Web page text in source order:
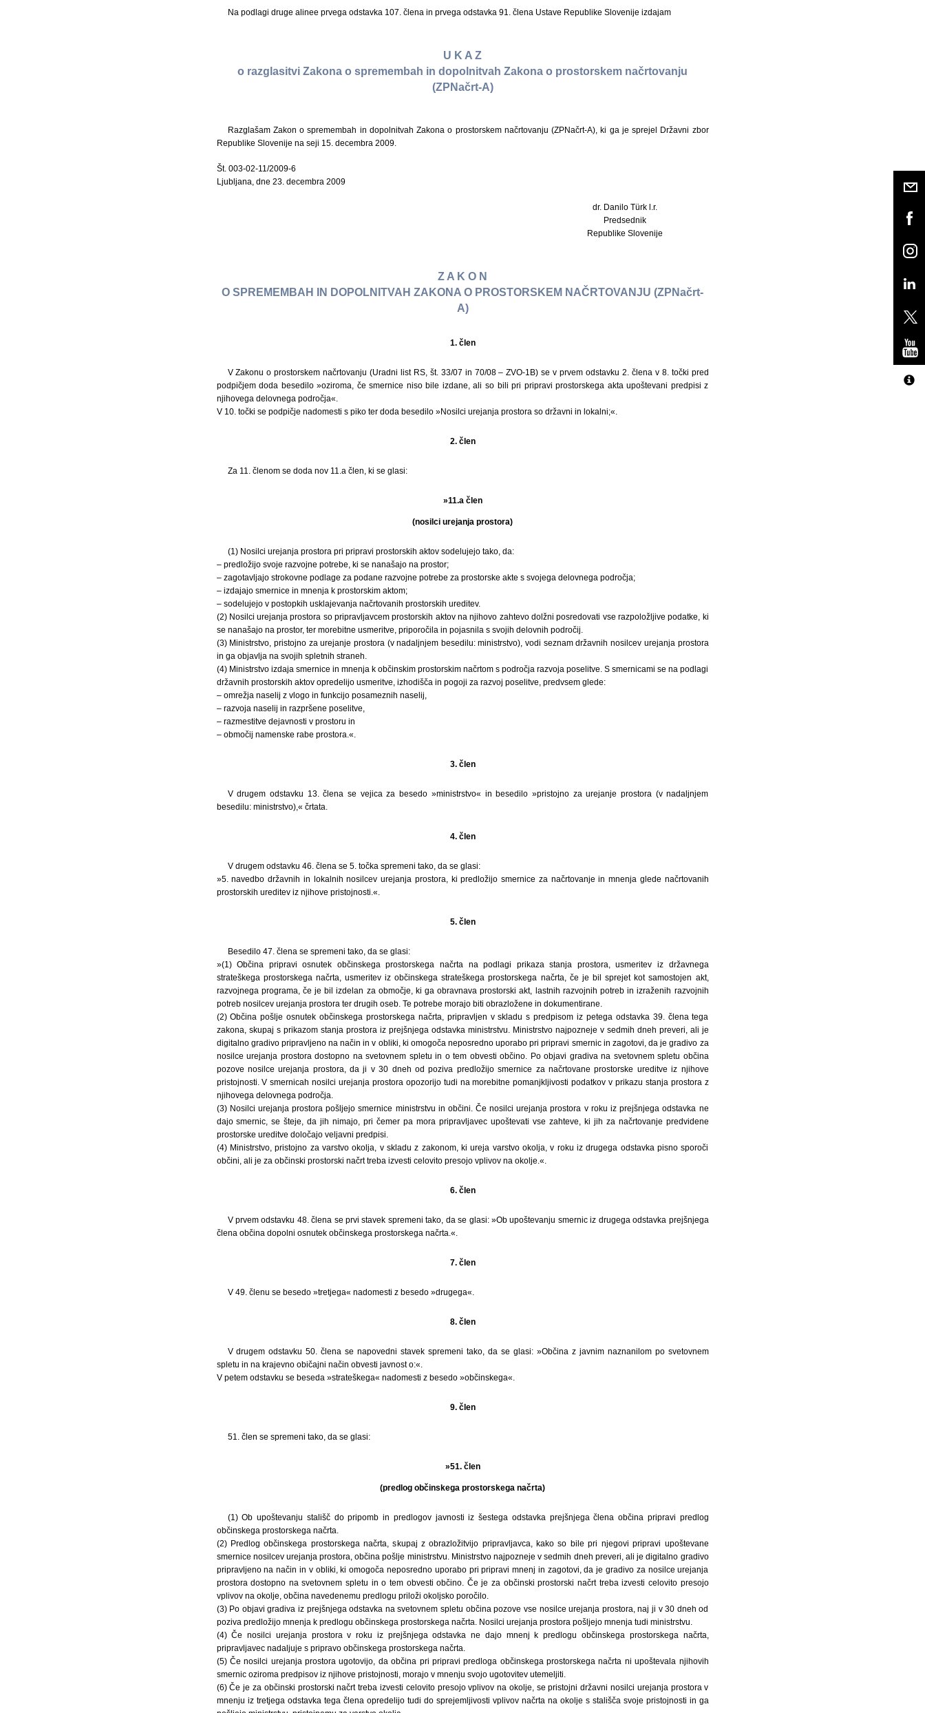
Na podlagi druge alinee prvega odstavka 107. člena in prvega odstavka 91. člena Ustave Republike Slovenije izdajam
U K A Z
o razglasitvi Zakona o spremembah in dopolnitvah Zakona o prostorskem načrtovanju
(ZPNačrt-A)
Razglašam Zakon o spremembah in dopolnitvah Zakona o prostorskem načrtovanju (ZPNačrt-A), ki ga je sprejel Državni zbor
Republike Slovenije na seji 15. decembra 2009.
Št. 003-02-11/2009-6
Ljubljana, dne 23. decembra 2009
dr. Danilo Türk l.r.
Predsednik
Republike Slovenije
Z A K O N
O SPREMEMBAH IN DOPOLNITVAH ZAKONA O PROSTORSKEM NAČRTOVANJU (ZPNačrt-
A)
1. člen
V Zakonu o prostorskem načrtovanju (Uradni list RS, št. 33/07 in 70/08 – ZVO-1B) se v prvem odstavku 2. člena v 8. točki pred
podpičjem doda besedilo »oziroma, če smernice niso bile izdane, ali so bili pri pripravi prostorskega akta upoštevani predpisi z
njihovega delovnega področja«.
V 10. točki se podpičje nadomesti s piko ter doda besedilo »Nosilci urejanja prostora so državni in lokalni;«.
2. člen
Za 11. členom se doda nov 11.a člen, ki se glasi:
»11.a člen
(nosilci urejanja prostora)
(1) Nosilci urejanja prostora pri pripravi prostorskih aktov sodelujejo tako, da:
– predložijo svoje razvojne potrebe, ki se nanašajo na prostor;
– zagotavljajo strokovne podlage za podane razvojne potrebe za prostorske akte s svojega delovnega področja;
– izdajajo smernice in mnenja k prostorskim aktom;
– sodelujejo v postopkih usklajevanja načrtovanih prostorskih ureditev.
(2) Nosilci urejanja prostora so pripravljavcem prostorskih aktov na njihovo zahtevo dolžni posredovati vse razpoložljive podatke, ki
se nanašajo na prostor, ter morebitne usmeritve, priporočila in pojasnila s svojih delovnih področij.
(3) Ministrstvo, pristojno za urejanje prostora (v nadaljnjem besedilu: ministrstvo), vodi seznam državnih nosilcev urejanja prostora
in ga objavlja na svojih spletnih straneh.
(4) Ministrstvo izdaja smernice in mnenja k občinskim prostorskim načrtom s področja razvoja poselitve. S smernicami se na podlagi
državnih prostorskih aktov opredelijo usmeritve, izhodišča in pogoji za razvoj poselitve, predvsem glede:
– omrežja naselij z vlogo in funkcijo posameznih naselij,
– razvoja naselij in razpršene poselitve,
– razmestitve dejavnosti v prostoru in
– območij namenske rabe prostora.«.
3. člen
V drugem odstavku 13. člena se vejica za besedo »ministrstvo« in besedilo »pristojno za urejanje prostora (v nadaljnjem
besedilu: ministrstvo),« črtata.
4. člen
V drugem odstavku 46. člena se 5. točka spremeni tako, da se glasi:
»5. navedbo državnih in lokalnih nosilcev urejanja prostora, ki predložijo smernice za načrtovanje in mnenja glede načrtovanih
prostorskih ureditev iz njihove pristojnosti.«.
5. člen
Besedilo 47. člena se spremeni tako, da se glasi:
»(1) Občina pripravi osnutek občinskega prostorskega načrta na podlagi prikaza stanja prostora, usmeritev iz državnega
strateškega prostorskega načrta, usmeritev iz občinskega strateškega prostorskega načrta, če je bil sprejet kot samostojen akt,
razvojnega programa, če je bil izdelan za območje, ki ga obravnava prostorski akt, lastnih razvojnih potreb in izraženih razvojnih
potreb nosilcev urejanja prostora ter drugih oseb. Te potrebe morajo biti obrazložene in dokumentirane.
(2) Občina pošlje osnutek občinskega prostorskega načrta, pripravljen v skladu s predpisom iz petega odstavka 39. člena tega
zakona, skupaj s prikazom stanja prostora iz prejšnjega odstavka ministrstvu. Ministrstvo najpozneje v sedmih dneh preveri, ali je
digitalno gradivo pripravljeno na način in v obliki, ki omogoča neposredno uporabo pri pripravi smernic in zagotovi, da je gradivo za
nosilce urejanja prostora dostopno na svetovnem spletu in o tem obvesti občino. Po objavi gradiva na svetovnem spletu občina
pozove nosilce urejanja prostora, da ji v 30 dneh od poziva predložijo smernice za načrtovane prostorske ureditve iz njihove
pristojnosti. V smernicah nosilci urejanja prostora opozorijo tudi na morebitne pomanjkljivosti podatkov v prikazu stanja prostora z
njihovega delovnega področja.
(3) Nosilci urejanja prostora pošljejo smernice ministrstvu in občini. Če nosilci urejanja prostora v roku iz prejšnjega odstavka ne
dajo smernic, se šteje, da jih nimajo, pri čemer pa mora pripravljavec upoštevati vse zahteve, ki jih za načrtovanje predvidene
prostorske ureditve določajo veljavni predpisi.
(4) Ministrstvo, pristojno za varstvo okolja, v skladu z zakonom, ki ureja varstvo okolja, v roku iz drugega odstavka pisno sporoči
občini, ali je za občinski prostorski načrt treba izvesti celovito presojo vplivov na okolje.«.
6. člen
V prvem odstavku 48. člena se prvi stavek spremeni tako, da se glasi: »Ob upoštevanju smernic iz drugega odstavka prejšnjega
člena občina dopolni osnutek občinskega prostorskega načrta.«.
7. člen
V 49. členu se besedo »tretjega« nadomesti z besedo »drugega«.
8. člen
V drugem odstavku 50. člena se napovedni stavek spremeni tako, da se glasi: »Občina z javnim naznanilom po svetovnem
spletu in na krajevno običajni način obvesti javnost o:«.
V petem odstavku se beseda »strateškega« nadomesti z besedo »občinskega«.
9. člen
51. člen se spremeni tako, da se glasi:
»51. člen
(predlog občinskega prostorskega načrta)
(1) Ob upoštevanju stališč do pripomb in predlogov javnosti iz šestega odstavka prejšnjega člena občina pripravi predlog
občinskega prostorskega načrta.
(2) Predlog občinskega prostorskega načrta, skupaj z obrazložitvijo pripravljavca, kako so bile pri njegovi pripravi upoštevane
smernice nosilcev urejanja prostora, občina pošlje ministrstvu. Ministrstvo najpozneje v sedmih dneh preveri, ali je digitalno gradivo
pripravljeno na način in v obliki, ki omogoča neposredno uporabo pri pripravi mnenj in zagotovi, da je gradivo za nosilce urejanja
prostora dostopno na svetovnem spletu in o tem obvesti občino. Če je za občinski prostorski načrt treba izvesti celovito presojo
vplivov na okolje, občina navedenemu predlogu priloži okoljsko poročilo.
(3) Po objavi gradiva iz prejšnjega odstavka na svetovnem spletu občina pozove vse nosilce urejanja prostora, naj ji v 30 dneh od
poziva predložijo mnenja k predlogu občinskega prostorskega načrta. Nosilci urejanja prostora pošljejo mnenja tudi ministrstvu.
(4) Če nosilci urejanja prostora v roku iz prejšnjega odstavka ne dajo mnenj k predlogu občinskega prostorskega načrta,
pripravljavec nadaljuje s pripravo občinskega prostorskega načrta.
(5) Če nosilci urejanja prostora ugotovijo, da občina pri pripravi predloga občinskega prostorskega načrta ni upoštevala njihovih
smernic oziroma predpisov iz njihove pristojnosti, morajo v mnenju svojo ugotovitev utemeljiti.
(6) Če je za občinski prostorski načrt treba izvesti celovito presojo vplivov na okolje, se pristojni državni nosilci urejanja prostora v
mnenju iz tretjega odstavka tega člena opredelijo tudi do sprejemljivosti vplivov načrta na okolje s stališča svoje pristojnosti in ga